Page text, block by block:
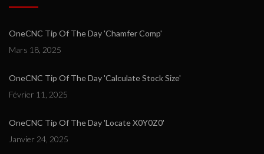
OneCNC Tip Of The Day 'Chamfer Comp'
Mars 18, 2025
OneCNC Tip Of The Day 'Calculate Stock Size'
Février 11, 2025
OneCNC Tip Of The Day 'Locate X0Y0Z0'
Janvier 24, 2025